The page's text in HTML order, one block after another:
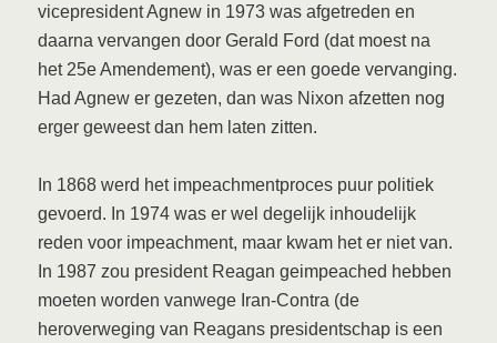
vicepresident Agnew in 1973 was afgetreden en
daarna vervangen door Gerald Ford (dat moest na
het 25e Amendement), was er een goede vervanging.
Had Agnew er gezeten, dan was Nixon afzetten nog
erger geweest dan hem laten zitten.
In 1868 werd het impeachmentproces puur politiek
gevoerd. In 1974 was er wel degelijk inhoudelijk
reden voor impeachment, maar kwam het er niet van.
In 1987 zou president Reagan geimpeached hebben
moeten worden vanwege Iran-Contra (de
heroverweging van Reagans presidentschap is een